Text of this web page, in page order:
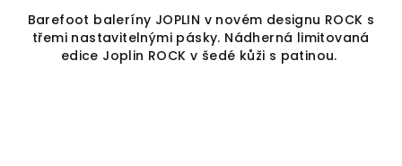
Barefoot baleríny JOPLIN v novém designu ROCK s
třemi nastavitelnými pásky. Nádherná limitovaná
edice Joplin ROCK v šedé kůži s patinou.